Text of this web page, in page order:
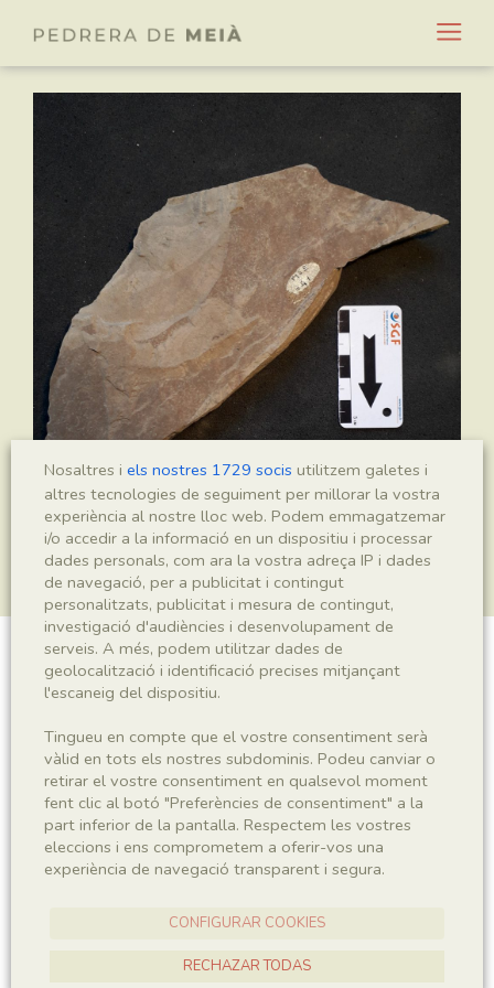
Actinopterygii indet.
Sigla
MSE 641
Taxonomia
Chordata
Nosaltres i els nostres 1729 socis utilitzem galetes i
altres tecnologies de seguiment per millorar la vostra
experiència al nostre lloc web. Podem emmagatzemar
i/o accedir a la informació en un dispositiu i processar
dades personals, com ara la vostra adreça IP i dades
de navegació, per a publicitat i contingut
personalitzats, publicitat i mesura de contingut,
investigació d'audiències i desenvolupament de
serveis. A més, podem utilitzar dades de
geolocalització i identificació precises mitjançant
l'escaneig del dispositiu.
Tingueu en compte que el vostre consentiment serà
vàlid en tots els nostres subdominis. Podeu canviar o
retirar el vostre consentiment en qualsevol moment
fent clic al botó "Preferències de consentiment" a la
part inferior de la pantalla. Respectem les vostres
eleccions i ens comprometem a oferir-vos una
experiència de navegació transparent i segura.
CONFIGURAR COOKIES
RECHAZAR TODAS